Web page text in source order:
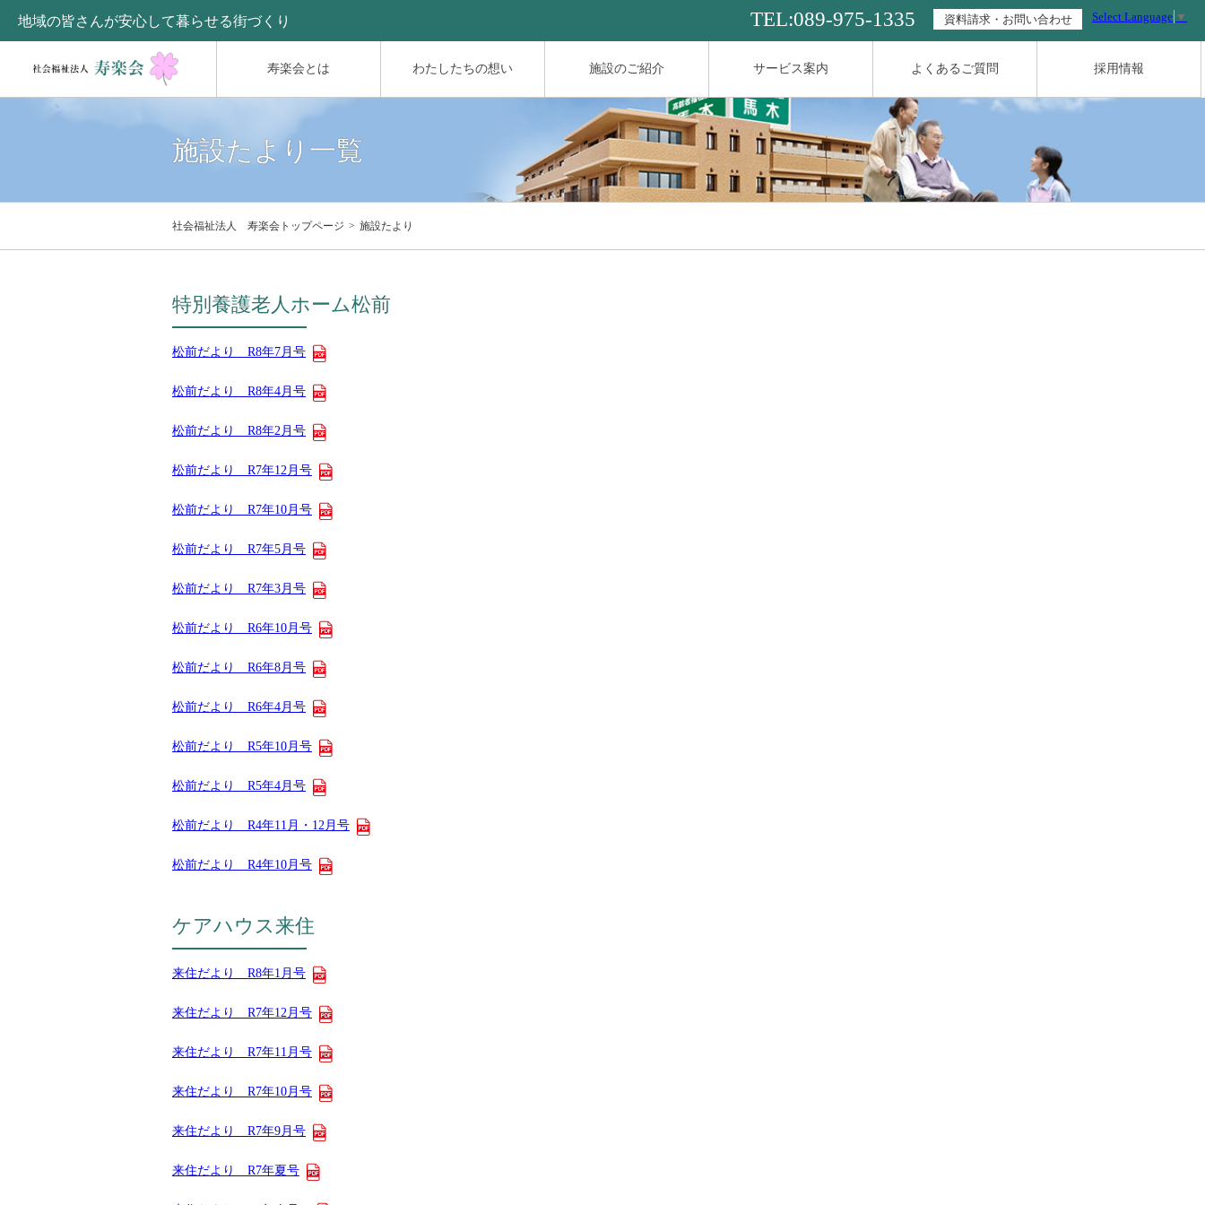
寿楽会とは わたしたちの想い 施設のご紹介 サービス案内 よくあるご質問 採用情報
地域の皆さんが安心して暮らせる街づくり TEL:089-975-1335 資料請求・お問い合わせ Select Language ▼
施設たより一覧
社会福祉法人 寿楽会トップページ 施設たより
特別養護老人ホーム松前
松前だより R8年7月号
松前だより R8年4月号
松前だより R8年2月号
松前だより R7年12月号
松前だより R7年10月号
松前だより R7年5月号
松前だより R7年3月号
松前だより R6年10月号
松前だより R6年8月号
松前だより R6年4月号
松前だより R5年10月号
松前だより R5年4月号
松前だより R4年11月・12月号
松前だより R4年10月号
ケアハウス来住
来住だより R8年1月号
来住だより R7年12月号
来住だより R7年11月号
来住だより R7年10月号
来住だより R7年9月号
来住だより R7年夏号